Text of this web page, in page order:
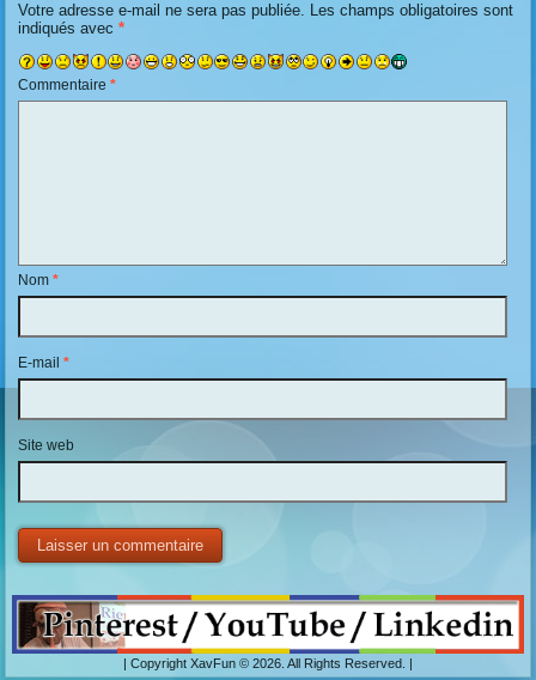
Votre adresse e-mail ne sera pas publiée. Les champs obligatoires sont
indiqués avec*
Commentaire*
Nom*
E-mail*
Site web
| Copyright XavFun © 2026. All Rights Reserved. |